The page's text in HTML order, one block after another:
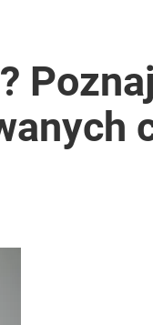
Poznaj